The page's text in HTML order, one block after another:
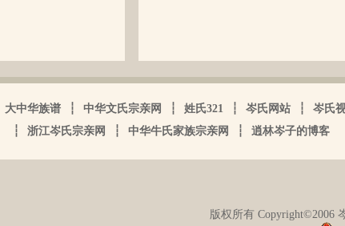
之留後。仲述分住
五枝，有孙国泰初
。皆由祖德流芳，
夫特著表於，兹以
用，不用放在家里
留言：
散布着岑氏，因为
是按照广西西林字
哪里来的了，老一
氏族人有联系，进
了……有没有人考证
大中华族谱 ┆ 中华文氏宗亲网 ┆ 姓氏321 ┆ 岑氏网站 ┆ 岑氏
┆
浙江岑氏宗亲网 ┆ 中华牛氏家族宗亲网 ┆ 逍林岑子的博客
版权所有 Copyright©2006